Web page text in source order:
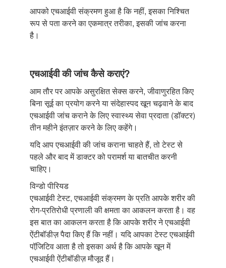
आपको एचआईवी संक्रमण हुआ है कि नहीं, इसका निश्चित
रूप से पता करने का एकमात्र तरीका, इसकी जांच करना
है।
एचआईवी की जांच कैसे कराएं?
आम तौर पर आपके असुरक्षित सेक्स करने, जीवाणुरहित किए
बिना सूई का प्रयोग करने या संदेहास्पद खून चढ़वाने के बाद
एचआईवी जांच कराने के लिए स्वास्थ्य सेवा प्रदाता (डॉक्टर)
तीन महीने इंतज़ार करने के लिए कहेंगे।
यदि आप एचआईवी की जांच कराना चाहते हैं, तो टेस्ट से
पहले और बाद में डाक्टर को परामर्श या बातचीत करनी
चाहिए।
विन्डो पीरियड
एचआईवी टेस्ट, एचआईवी संक्रमण के प्रति आपके शरीर की
रोग-प्रतिरोधी प्रणाली की क्षमता का आकलन करता है। वह
इस बात का आकलन करता है कि आपके शरीर ने एचआईवी
ऐंटीबॉडीज़ पैदा किए हैं कि नहीं। यदि आपका टेस्ट एचआईवी
पॉजि़टिव आता है तो इसका अर्थ है कि आपके खून में
एचआईवी ऐंटीबॉडीज़ मौजूद हैं।